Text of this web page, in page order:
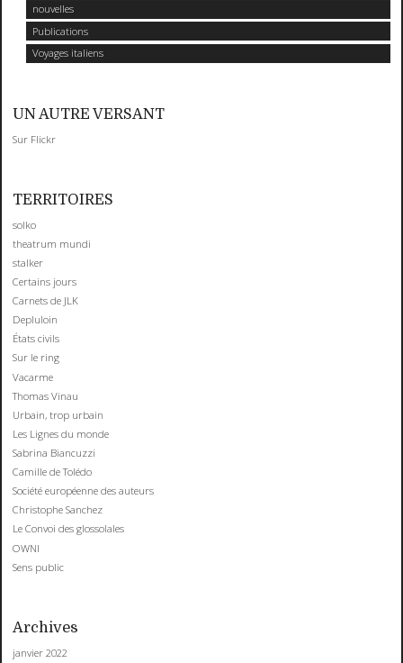
nouvelles
Publications
Voyages italiens
UN AUTRE VERSANT
Sur Flickr
TERRITOIRES
solko
theatrum mundi
stalker
Certains jours
Carnets de JLK
Depluloin
États civils
Sur le ring
Vacarme
Thomas Vinau
Urbain, trop urbain
Les Lignes du monde
Sabrina Biancuzzi
Camille de Tolédo
Société européenne des auteurs
Christophe Sanchez
Le Convoi des glossolales
OWNI
Sens public
Archives
janvier 2022